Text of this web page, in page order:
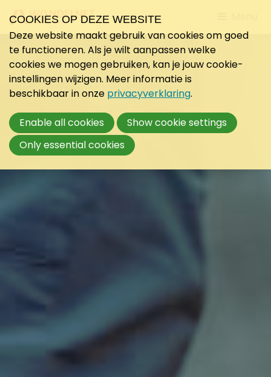
to
COOKIES OP DEZE WEBSITE
Deze website maakt gebruik van cookies om goed
te functioneren. Als je wilt aanpassen welke
cookies we mogen gebruiken, kan je jouw cookie-
instellingen wijzigen. Meer informatie is
beschikbaar in onze privacyverklaring.
Enable all cookies
Show cookie settings
Only essential cookies